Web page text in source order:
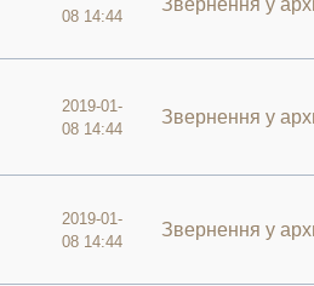
08 14:44
Звернення у
2019-01-
08 14:44
Звернення у
2019-01-
08 14:44
Звернення у